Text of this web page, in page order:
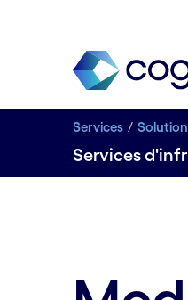
Services
Services